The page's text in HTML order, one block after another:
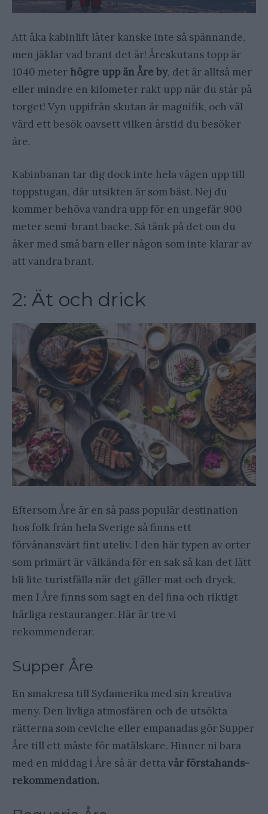
Att åka kabinlift låter kanske inte så spännande,
men jäklar vad brant det är! Åreskutans topp är
1040 meter högre upp än Åre by, det är alltså mer
eller mindre en kilometer rakt upp när du står på
torget! Vyn uppifrån skutan är magnifik, och väl
värd ett besök oavsett vilken årstid du besöker
åre.
Kabinbanan tar dig dock inte hela vägen upp till
toppstugan, där utsikten är som bäst. Nej du
kommer behöva vandra upp för en ungefär 900
meter semi-brant backe. Så tänk på det om du
åker med små barn eller någon som inte klarar av
att vandra brant.
2: Ät och drick
Eftersom Åre är en så pass populär destination
hos folk från hela Sverige så finns ett
förvånansvärt fint uteliv. I den här typen av orter
som primärt är välkända för en sak så kan det lätt
bli lite turistfälla när det gäller mat och dryck,
men I Åre finns som sagt en del fina och riktigt
härliga restauranger. Här är tre vi
rekommenderar.
Supper Åre
En smakresa till Sydamerika med sin kreativa
meny. Den livliga atmosfären och de utsökta
rätterna som ceviche eller empanadas gör Supper
Åre till ett måste för matälskare. Hinner ni bara
med en middag i Åre så är dettavår förstahands-
rekommendation.